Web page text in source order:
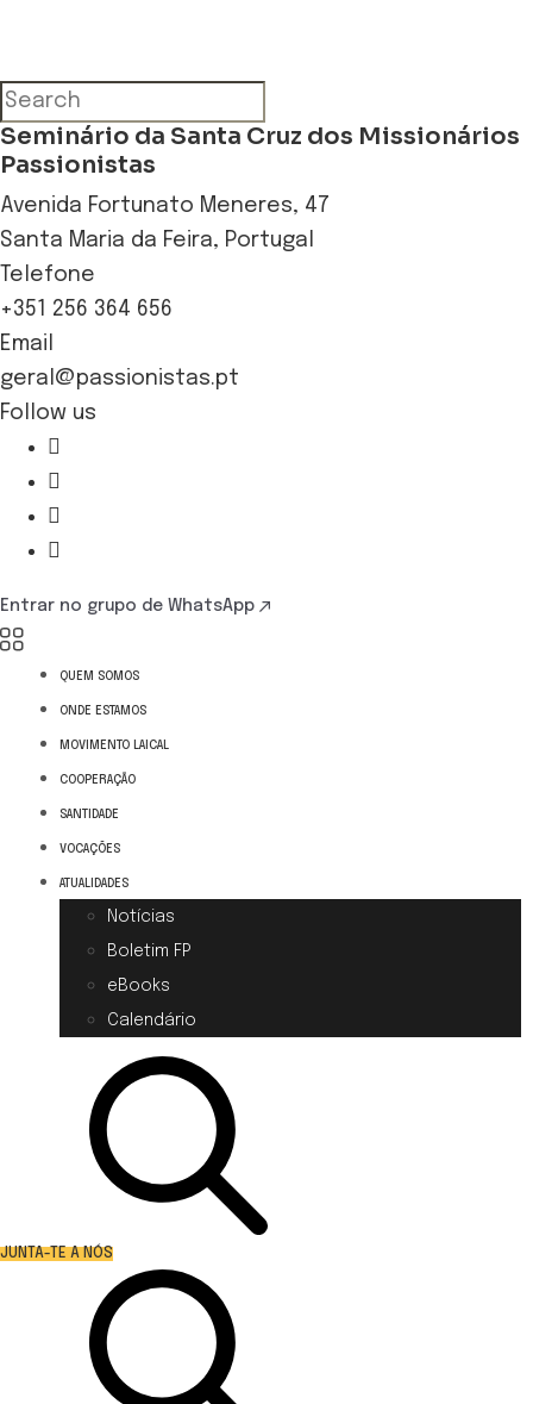
Seminário da Santa Cruz dos Missionários
Passionistas
Avenida Fortunato Meneres, 47
Santa Maria da Feira, Portugal
Telefone
+351 256 364 656
Email
geral@passionistas.pt
Follow us
Entrar no grupo de WhatsApp
QUEM SOMOS
ONDE ESTAMOS
MOVIMENTO LAICAL
COOPERAÇÃO
SANTIDADE
VOCAÇÕES
ATUALIDADES
Notícias
Boletim FP
eBooks
Calendário
JUNTA-TE A NÓS